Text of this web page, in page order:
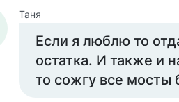
Таня
Если я люблю то
остатка. И также и
то сожгу все мосты